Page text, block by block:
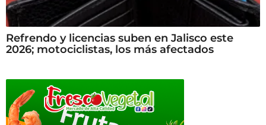
Refrendo y licencias suben en Jalisco este
2026; motociclistas, los más afectados